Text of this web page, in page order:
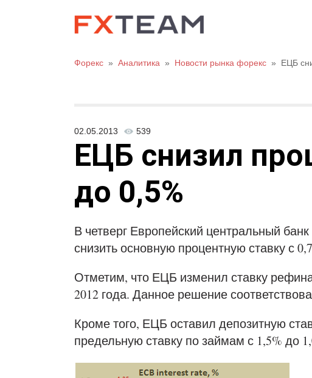
Форекс » Аналитика » Новости рынка форекс » ЕЦБ
02.05.2013 539
ЕЦБ снизил
до 0,5%
В четверг Европейский центральный
снизить основную процентную ставку с
Отметим, что ЕЦБ изменил ставку
2012 года. Данное решение
Кроме того, ЕЦБ оставил депозитную
предельную ставку по займам с 1,5% до